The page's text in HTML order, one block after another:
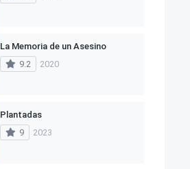
La Memoria de un Asesino
9.2
2020
Plantadas
9
2023